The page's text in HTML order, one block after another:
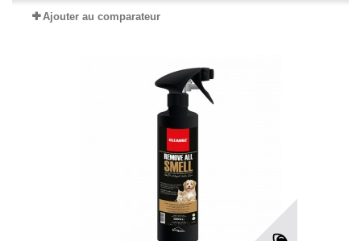
Ajouter au comparateur